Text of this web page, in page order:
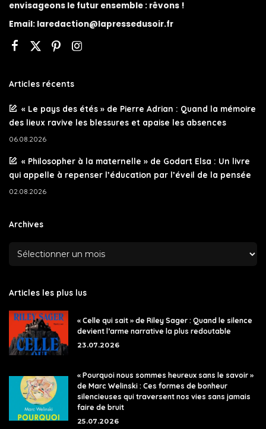
envisageons le futur ensemble : rêvons !
Email: laredaction@lapressedusoir.fr
Articles récents
« Le pays des étés » de Pierre Adrian : Quand la mémoire
des lieux ravive les blessures et apaise les absences
06.08.2026
« Philosopher à la maternelle » de Godart Elsa : Un livre
qui appelle à repenser l’éducation par l’éveil de la pensée
02.08.2026
Archives
Articles les plus lus
« Celle qui sait » de Riley Sager : Quand le silence
devient l’arme narrative la plus redoutable
23.07.2026
« Pourquoi nous sommes heureux sans le savoir »
de Marc Welinski : Ces formes de bonheur
silencieuses qui traversent nos vies sans jamais
faire de bruit
25.07.2026